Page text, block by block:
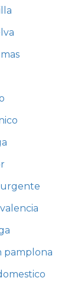
urgente
pamplona